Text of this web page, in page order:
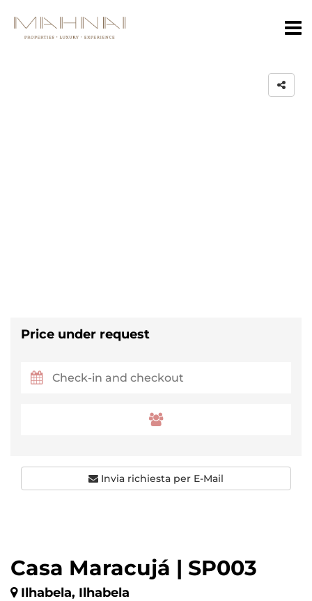
Casa Maracujá | SP003
Ilhabela, Ilhabela
Price under request
Invia richiesta per E-Mail